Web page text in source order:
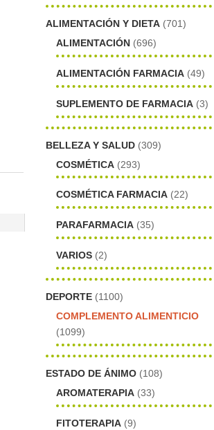
ALIMENTACIÓN Y DIETA (701)
ALIMENTACIÓN (696)
ALIMENTACIÓN FARMACIA (49)
SUPLEMENTO DE FARMACIA (3)
BELLEZA Y SALUD (309)
COSMÉTICA (293)
COSMÉTICA FARMACIA (22)
PARAFARMACIA (35)
VARIOS (2)
DEPORTE (1100)
COMPLEMENTO ALIMENTICIO
(1099)
ESTADO DE ÁNIMO (108)
AROMATERAPIA (33)
FITOTERAPIA (9)